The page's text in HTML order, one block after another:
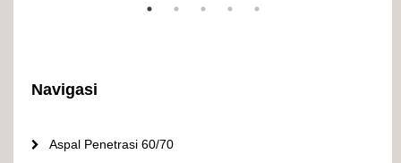
Navigasi
Aspal Penetrasi 60/70